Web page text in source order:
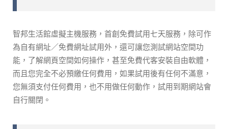
智邦生活館虛擬主機服務，首創免費試用七天服務，除可作
為自有網址／免費網址試用外，還可讓您測試網站空間功
能，了解網頁空間如何操作，甚至免費代客安裝自由軟體，
而且您完全不必預繳任何費用，如果試用後有任何不滿意，
您無須支付任何費用，也不用做任何動作，試用到期網站會
自行關閉。